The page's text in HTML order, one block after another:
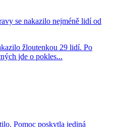
se nakazilo nejméně lidí od
žloutenkou 29 lidí. Po
jde o pokles...
Pomoc poskytla jediná